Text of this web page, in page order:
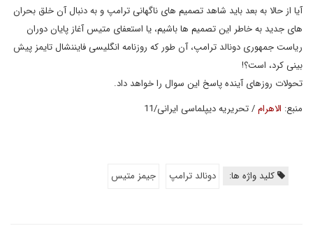
آیا از حالا به بعد باید شاهد تصمیم های ناگهانی ترامپ و به دنبال آن خلق بحران
های جدید به خاطر این تصمیم ها باشیم، یا استعفای متیس آغاز پایان دوران
ریاست جمهوری دونالد ترامپ، آن طور که روزنامه انگلیسی فایننشال تایمز پیش
بینی کرد، است؟!
تحولات روزهای آینده پاسخ این سوال را خواهد داد.
منبع: الاهرام/ تحریریه دیپلماسی ایرانی/11
کلید واژه ها: دونالد ترامپ جیمز متیس